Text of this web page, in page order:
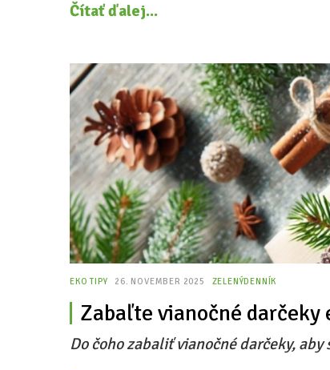
Čítať ďalej...
EKO TIPY 26. NOVEMBER 2025 ZELENÝDENNÍK
Zabaľte vianočné darčeky
Do čoho zabaliť vianočné darčeky,